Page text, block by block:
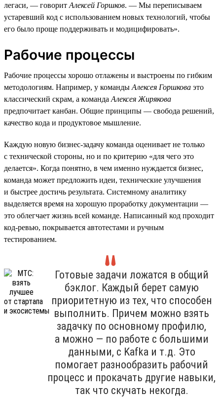
легаси, — говорит Алексей Горшков. — Мы переписываем
устаревший код с использованием новых технологий, чтобы
его было проще поддерживать и модицифировать».
Рабочие процессы
Рабочие процессы хорошо отлажены и выстроены по гибким
методологиям. Например, у команды Алексея Горшкова это
классический скрам, а команда Алексея Жирякова
предпочитает канбан. Общие принципы — свобода решений,
качество кода и продуктовое мышление.
Каждую новую бизнес-задачу команда оценивает не только
с технической стороны, но и по критерию «для чего это
делается». Когда понятно, в чем именно нуждается бизнес,
команда может предложить идеи, технические улучшения
и быстрее достичь результата. Системному аналитику
выделяется время на хорошую проработку документации —
это облегчает жизнь всей команде. Написанный код проходит
код-ревью, покрывается автотестами и ручным
тестированием.
Готовые задачи ложатся в общий
бэклог. Каждый берет самую
приоритетную из тех, что способен
выполнить. Причем можно взять
задачку по основному профилю,
а можно — по работе с большими
данными, с Kafka и т.д. Это
помогает разнообразить рабочий
процесс и прокачать другие навыки,
так что скучать некогда.